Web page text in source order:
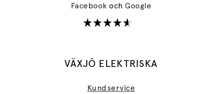
FacebookochGoogle
VÄXJÖ ELEKTRISKA
Kundservice